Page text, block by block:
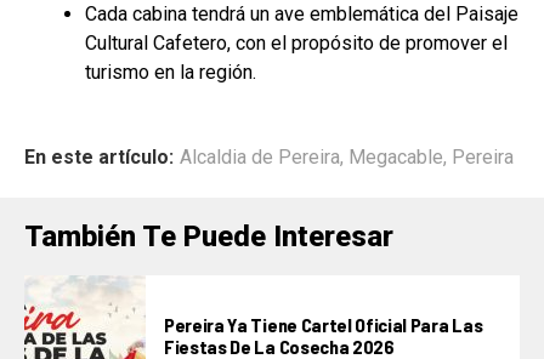
Cada cabina tendrá un ave emblemática del Paisaje
Cultural Cafetero, con el propósito de promover el
turismo en la región.
En este artículo: Alcaldia de Pereira, Megacable, Pereira
También Te Puede Interesar
Pereira Ya Tiene Cartel Oficial Para Las
Fiestas De La Cosecha 2026